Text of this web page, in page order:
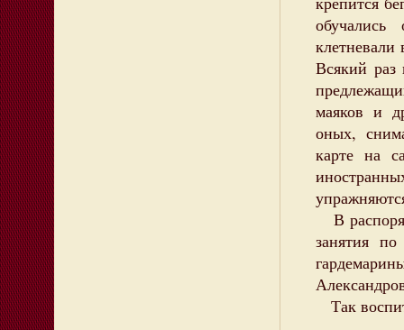
Всякий раз
маяков и
оных,
карте на
В
занятия
Так